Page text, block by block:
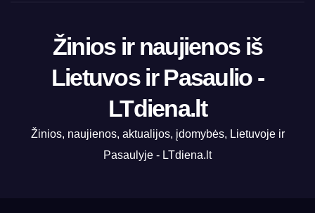
Žinios ir naujienos iš
Lietuvos ir Pasaulio -
LTdiena.lt
Žinios, naujienos, aktualijos, įdomybės, Lietuvoje ir
Pasaulyje - LTdiena.lt